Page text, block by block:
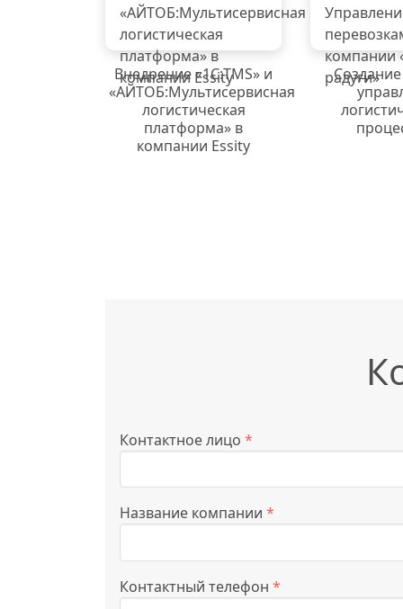
Внедрение «1C:TMS» и
«АЙТОБ:Мультисервисная
логистическая
платформа» в
компании Essity
Контактное лицо *
Название компании *
Контактный телефон *